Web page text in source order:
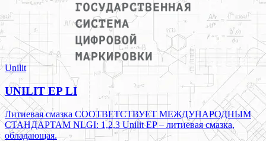
Unilit
UNILIT EP LI
Литиевая смазка СООТВЕТСТВУЕТ МЕЖДУНАРОДНЫМ
СТАНДАРТАМ NLGI: 1,2,3 Unilit EP – литиевая смазка,
обладающая.